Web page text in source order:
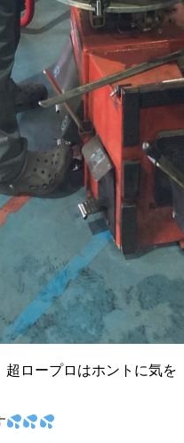
ロープロはホントに気を